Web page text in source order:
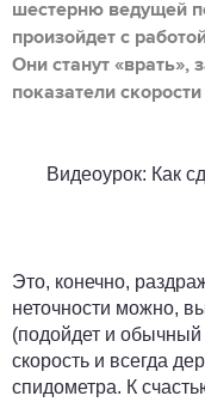
шестерню ведущей
произойдет с
Они станут
показатели
Видеоурок: Как
Это, конечно,
неточности можно,
(подойдет и
скорость и всегда
спидометра. К